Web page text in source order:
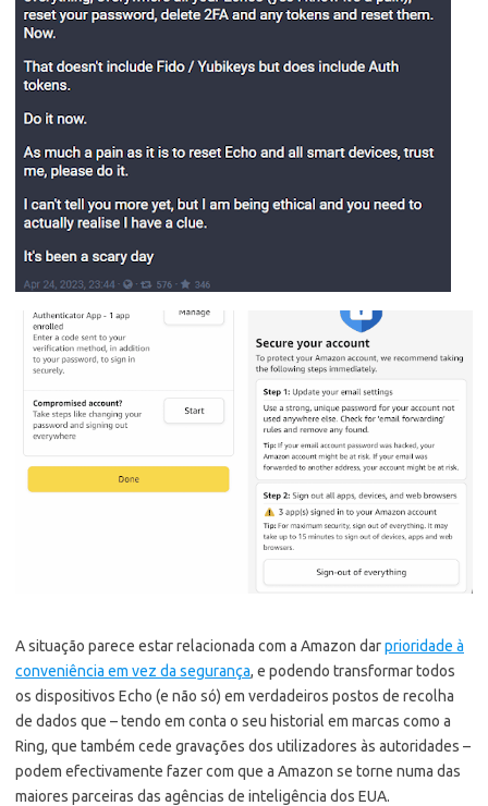
A situação parece estar relacionada com a Amazon darprioridade à
conveniência em vez da segurança, e podendo transformar todos
os dispositivos Echo (e não só) em verdadeiros postos de recolha
de dados que – tendo em conta o seu historial em marcas como a
Ring, que também cede gravações dos utilizadores às autoridades –
podem efectivamente fazer com que a Amazon se torne numa das
maiores parceiras das agências de inteligência dos EUA.